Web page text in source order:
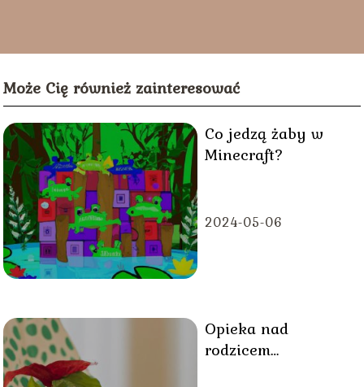
Może Cię również zainteresować
Co jedzą żaby w
Minecraft?
2024-05-06
Opieka nad
rodzicem